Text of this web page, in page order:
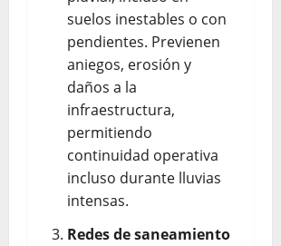
suelos inestables o con
pendientes. Previenen
aniegos, erosión y
daños a la
infraestructura,
permitiendo
continuidad operativa
incluso durante lluvias
intensas.
Redes de saneamiento